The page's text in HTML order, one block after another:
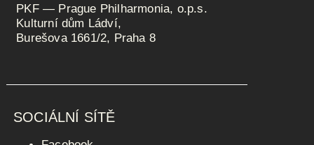
PKF — Prague Philharmonia, o.p.s.
Kulturní dům Ládví,
Burešova 1661/2, Praha 8
SOCIÁLNÍ SÍTĚ